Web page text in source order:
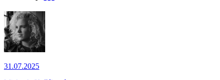
31.07.2025